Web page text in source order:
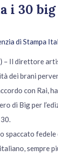
i 30
di Stampa
– Il direttore
dei brani
con Rai,
di Big per
spaccato
sempre